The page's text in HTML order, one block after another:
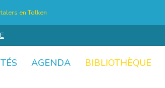
en Tolken
AGENDA BIBLIOTHÈQUE